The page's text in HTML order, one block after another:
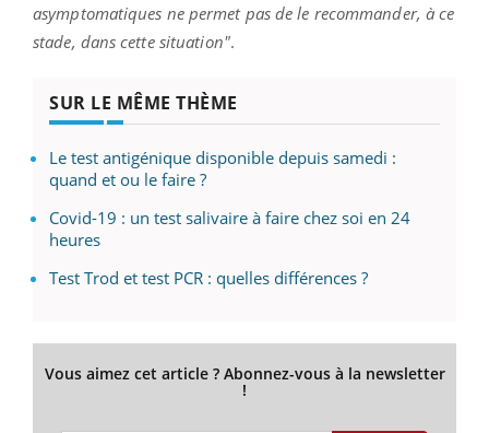
asymptomatiques ne permet pas de le recommander, à ce
stade, dans cette situation".
SUR LE MÊME THÈME
Le test antigénique disponible depuis samedi :
quand et ou le faire ?
Covid-19 : un test salivaire à faire chez soi en 24
heures
Test Trod et test PCR : quelles différences ?
Vous aimez cet article ? Abonnez-vous à la newsletter
!